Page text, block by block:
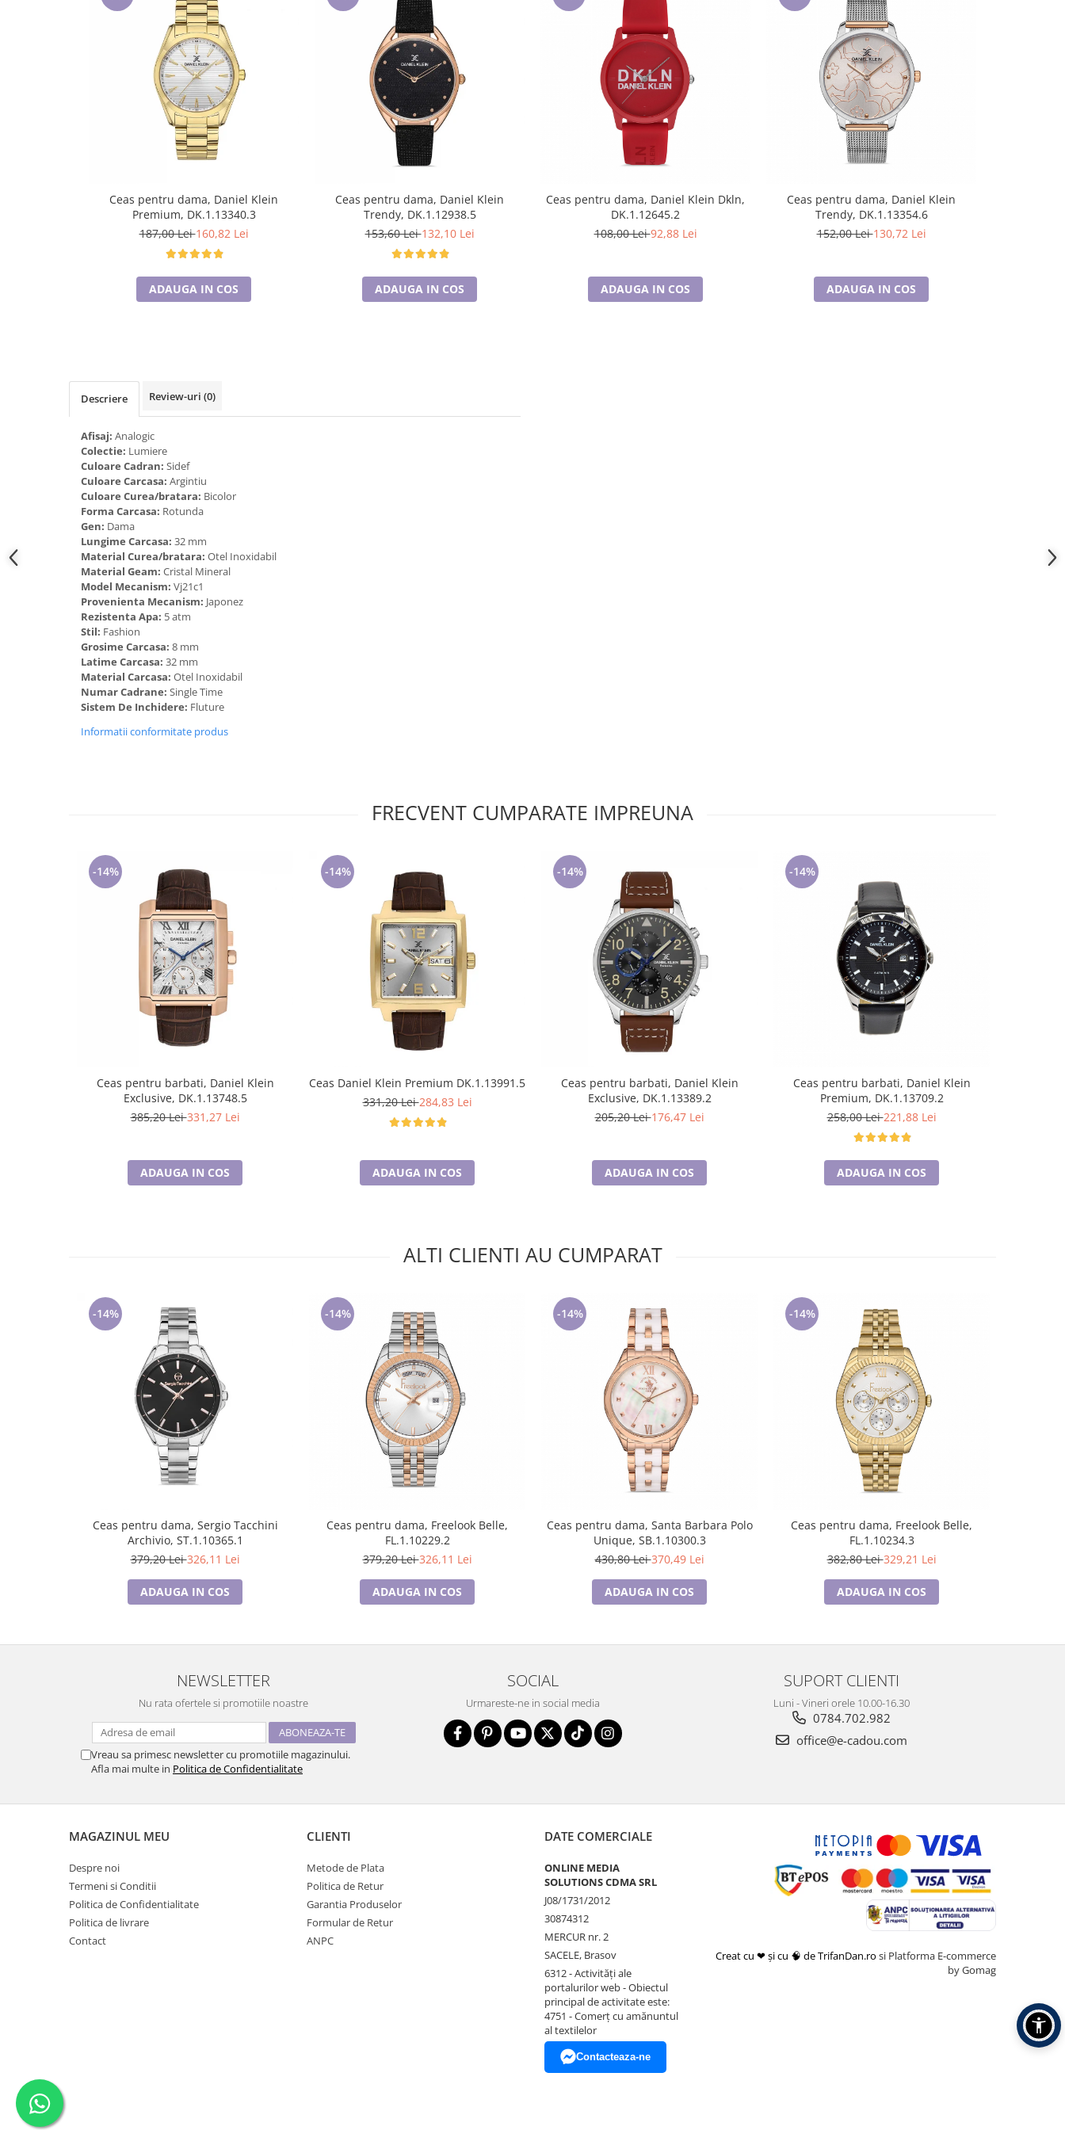
Lenjerii de pat pentru copii
Halate si pijamale Family
Valentine's Day
Cadouri pentru Bunici
Cadouri pentru Nasi si Fini
Cadouri Craciun
Cadouri pentru Mama
Cadouri pentru profesori sau absolventi
Cadouri Back to school
Cadouri de Paște
Cadouri Traditionale Romanesti
Cadouri pentru CUPLU El & Ea
Cadouri Iubitori de animale
Cadouri GRAVIDE
Cadouri pentru sportivi
Cadouri Pensionare
Cadouri Colegi, sefi sau angajati
Cadouri pentru Sfânta Maria
Ceas pentru dama, Daniel Klein
Premium, DK.1.13340.3
187,00 Lei160,82 Lei
ADAUGA IN COS
Ceas pentru dama, Daniel Klein
Trendy, DK.1.12938.5
153,60 Lei132,10 Lei
ADAUGA IN COS
Ceas pentru dama, Daniel Klein Dkln,
DK.1.12645.2
108,00 Lei92,88 Lei
ADAUGA IN COS
Ceas pentru dama, Daniel Klein
Trendy, DK.1.13354.6
152,00 Lei130,72 Lei
ADAUGA IN COS
Descriere Review-uri (0)
Afisaj: Analogic
Colectie: Lumiere
Culoare Cadran: Sidef
Culoare Carcasa: Argintiu
Culoare Curea/bratara: Bicolor
Forma Carcasa: Rotunda
Gen: Dama
Lungime Carcasa: 32 mm
Material Curea/bratara: Otel Inoxidabil
Material Geam: Cristal Mineral
Model Mecanism: Vj21c1
Provenienta Mecanism: Japonez
Rezistenta Apa: 5 atm
Stil: Fashion
Grosime Carcasa: 8 mm
Latime Carcasa: 32 mm
Material Carcasa: Otel Inoxidabil
Numar Cadrane: Single Time
Sistem De Inchidere: Fluture
Informatii conformitate produs
FRECVENT CUMPARATE IMPREUNA
-14%
Ceas pentru barbati, Daniel Klein
Exclusive, DK.1.13748.5
385,20 Lei331,27 Lei
ADAUGA IN COS
-14%
Ceas Daniel Klein Premium DK.1.13991.5
331,20 Lei284,83 Lei
ADAUGA IN COS
-14%
Ceas pentru barbati, Daniel Klein
Exclusive, DK.1.13389.2
205,20 Lei176,47 Lei
ADAUGA IN COS
-14%
Ceas pentru barbati, Daniel Klein
Premium, DK.1.13709.2
258,00 Lei221,88 Lei
ADAUGA IN COS
ALTI CLIENTI AU CUMPARAT
-14%
Ceas pentru dama, Sergio Tacchini
Archivio, ST.1.10365.1
379,20 Lei326,11 Lei
ADAUGA IN COS
-14%
Ceas pentru dama, Freelook Belle,
FL.1.10229.2
379,20 Lei326,11 Lei
ADAUGA IN COS
-14%
Ceas pentru dama, Santa Barbara Polo
Unique, SB.1.10300.3
430,80 Lei370,49 Lei
ADAUGA IN COS
-14%
Ceas pentru dama, Freelook Belle,
FL.1.10234.3
382,80 Lei329,21 Lei
ADAUGA IN COS
NEWSLETTER
Nu rata ofertele si promotiile noastre
Vreau sa primesc newsletter cu promotiile magazinului.
Afla mai multe in Politica de Confidentialitate
SOCIAL
Urmareste-ne in social media
SUPORT CLIENTI
Luni - Vineri orele 10.00-16.30
0784.702.982
office@e-cadou.com
MAGAZINUL MEU
Despre noi
Termeni si Conditii
Politica de Confidentialitate
Politica de livrare
Contact
CLIENTI
Metode de Plata
Politica de Retur
Garantia Produselor
Formular de Retur
ANPC
DATE COMERCIALE
ONLINE MEDIA
SOLUTIONS CDMA SRL
J08/1731/2012
30874312
MERCUR nr. 2
SACELE, Brasov
6312 - Activităţi ale
portalurilor web - Obiectul
principal de activitate este:
4751 - Comerţ cu amănuntul
al textilelor
Contacteaza-ne
Creat cu ❤ și cu 🧠 de TrifanDan.ro si Platforma E-commerce
by Gomag